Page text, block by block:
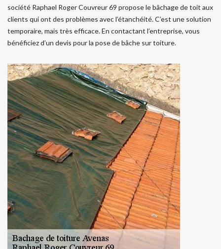
société Raphael Roger Couvreur 69 propose le bâchage de toit aux
clients qui ont des problèmes avec l’étanchéité. C’est une solution
temporaire, mais très efficace. En contactant l’entreprise, vous
bénéficiez d’un devis pour la pose de bâche sur toiture.